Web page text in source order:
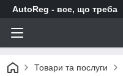
AutoReg - все, що треба
Товари та послуги